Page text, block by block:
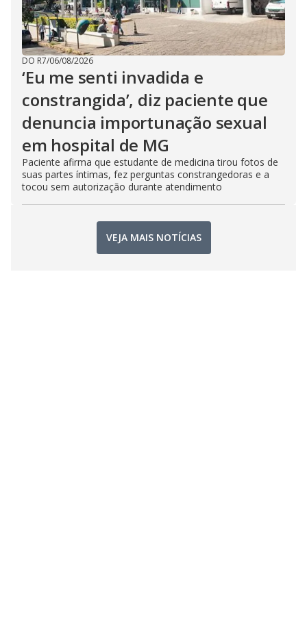
DO R7/06/08/2026
‘Eu me senti invadida e
constrangida’, diz paciente que
denuncia importunação sexual
em hospital de MG
Paciente afirma que estudante de medicina tirou fotos de
suas partes íntimas, fez perguntas constrangedoras e a
tocou sem autorização durante atendimento
VEJA MAIS NOTÍCIAS